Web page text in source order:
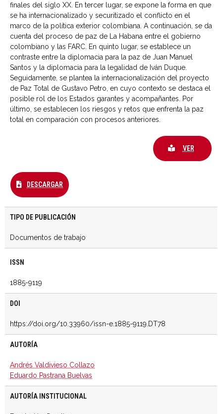
finales del siglo XX. En tercer lugar, se expone la forma en que
se ha internacionalizado y securitizado el conflicto en el
marco de la política exterior colombiana. A continuación, se da
cuenta del proceso de paz de La Habana entre el gobierno
colombiano y las FARC. En quinto lugar, se establece un
contraste entre la diplomacia para la paz de Juan Manuel
Santos y la diplomacia para la legalidad de Iván Duque.
Seguidamente, se plantea la internacionalización del proyecto
de Paz Total de Gustavo Petro, en cuyo contexto se destaca el
posible rol de los Estados garantes y acompañantes. Por
último, se establecen los riesgos y retos que enfrenta la paz
total en comparación con procesos anteriores.
VER
DESCARGAR
TIPO DE PUBLICACIÓN
Documentos de trabajo
ISSN
1885-9119
DOI
https://doi.org/10.33960/issn-e.1885-9119.DT78
AUTORÍA
Andrés Valdivieso Collazo
Eduardo Pastrana Buelvas
AUTORÍA INSTITUCIONAL